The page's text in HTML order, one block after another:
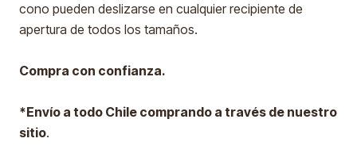
cono pueden deslizarse en cualquier recipiente de
apertura de todos los tamaños.
Compra con confianza.
*Envío a todo Chile comprando a través de nuestro
sitio.